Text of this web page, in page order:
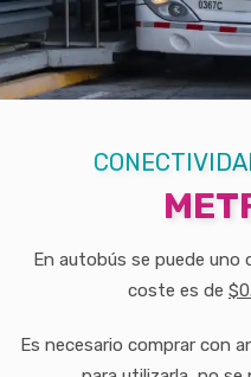
En autobús se puede uno
coste es de
Es necesario comprar con